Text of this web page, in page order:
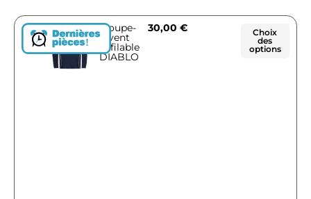
!
Coupe-
vent
Enfilable
DIABLO
30,00€
Choix
des
options